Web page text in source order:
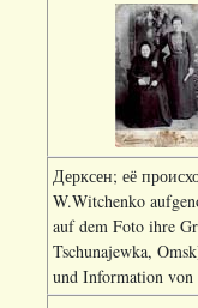
Дерксен; её
W.Witchenko
auf dem Foto ihre
Tschunajewka,
und Information